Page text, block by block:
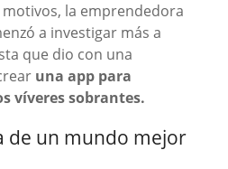
la emprendedora
a investigar más a
que dio con una
una app para
víveres sobrantes.
de un mundo mejor